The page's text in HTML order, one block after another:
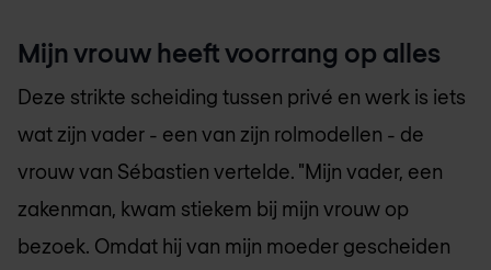
Mijn vrouw heeft voorrang op alles
Deze strikte scheiding tussen privé en werk is iets
wat zijn vader - een van zijn rolmodellen - de
vrouw van Sébastien vertelde. "Mijn vader, een
zakenman, kwam stiekem bij mijn vrouw op
bezoek. Omdat hij van mijn moeder gescheiden